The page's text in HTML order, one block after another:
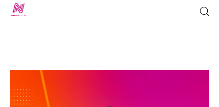
Inicio
TV en Vivo